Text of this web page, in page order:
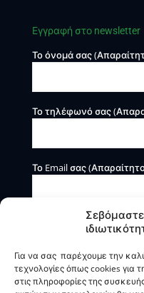
Για να σας παρέχουμε την
τεχνολογίες όπως cookies για
στις πληροφορίες της
Εγγραφή στο newsletter
Το όνομά σας
Το τηλέφωνό σας
Το Email σας